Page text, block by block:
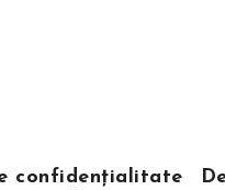
confidențialitate